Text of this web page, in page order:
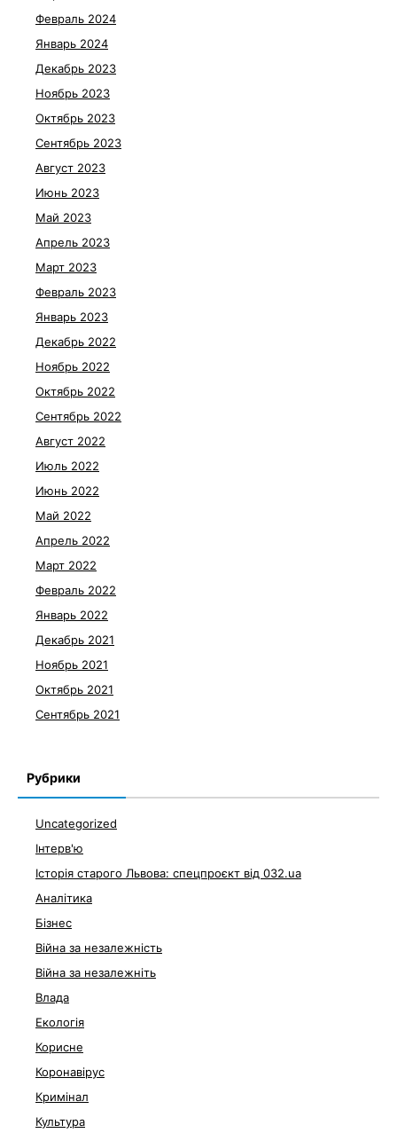
Февраль 2024
Январь 2024
Декабрь 2023
Ноябрь 2023
Октябрь 2023
Сентябрь 2023
Август 2023
Июнь 2023
Май 2023
Апрель 2023
Март 2023
Февраль 2023
Январь 2023
Декабрь 2022
Ноябрь 2022
Октябрь 2022
Сентябрь 2022
Август 2022
Июль 2022
Июнь 2022
Май 2022
Апрель 2022
Март 2022
Февраль 2022
Январь 2022
Декабрь 2021
Ноябрь 2021
Октябрь 2021
Сентябрь 2021
Рубрики
Uncategorized
Інтерв'ю
Історія старого Львова: спецпроєкт від 032.ua
Аналітика
Бізнес
Війна за незалежність
Війна за незалежніть
Влада
Екологія
Корисне
Коронавірус
Кримінал
Культура